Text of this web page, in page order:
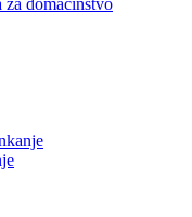
za domacinstvo